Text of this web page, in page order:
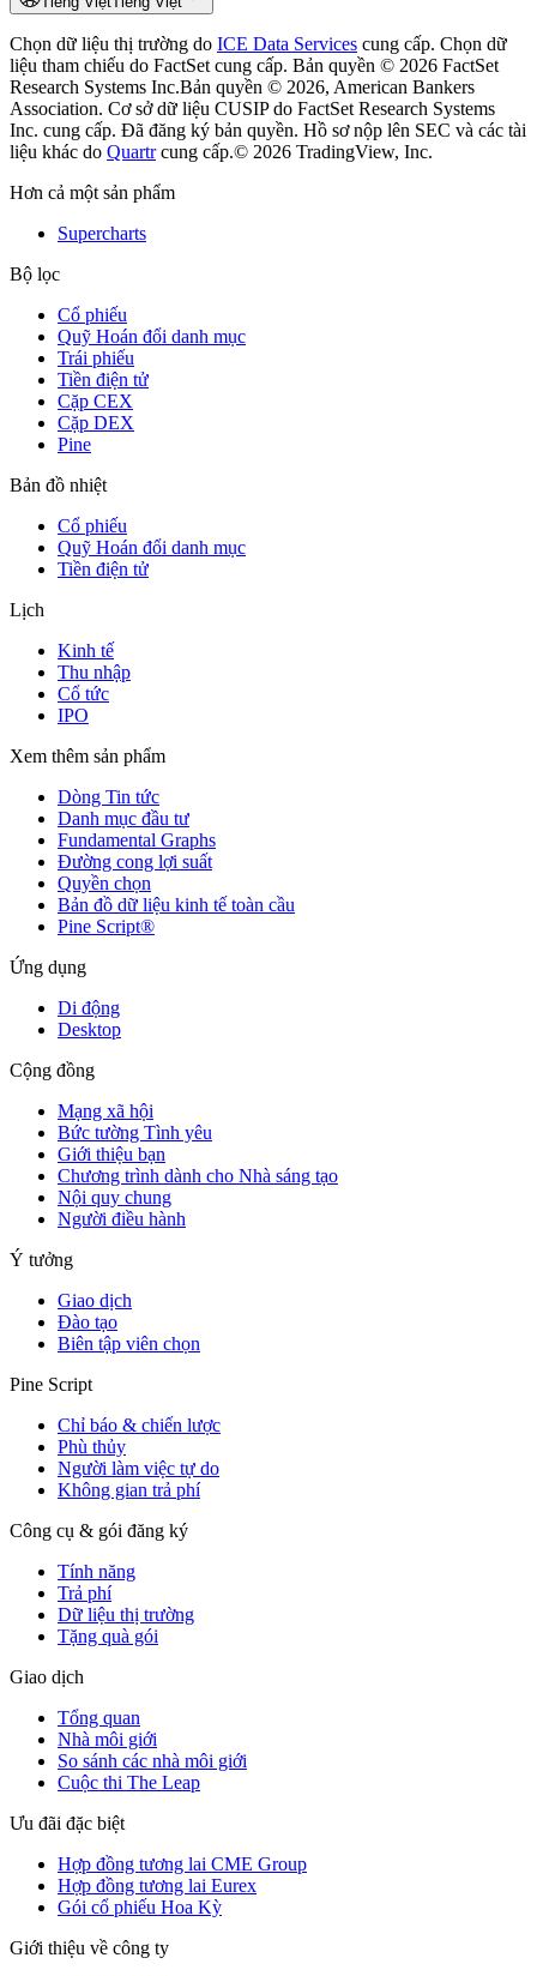
Chọn dữ liệu thị trường do ICE Data Services cung cấp. Chọn dữ
liệu tham chiếu do FactSet cung cấp. Bản quyền © 2026 FactSet
Research Systems Inc.Bản quyền © 2026, American Bankers
Association. Cơ sở dữ liệu CUSIP do FactSet Research Systems
Inc. cung cấp. Đã đăng ký bản quyền. Hồ sơ nộp lên SEC và các tài
liệu khác do Quartrcung cấp.© 2026 TradingView, Inc.
Hơn cả một sản phẩm
Supercharts
Bộ lọc
Cổ phiếu
Quỹ Hoán đổi danh mục
Trái phiếu
Tiền điện tử
Cặp CEX
Cặp DEX
Pine
Bản đồ nhiệt
Cổ phiếu
Quỹ Hoán đổi danh mục
Tiền điện tử
Lịch
Kinh tế
Thu nhập
Cổ tức
IPO
Xem thêm sản phẩm
Dòng Tin tức
Danh mục đầu tư
Fundamental Graphs
Đường cong lợi suất
Quyền chọn
Bản đồ dữ liệu kinh tế toàn cầu
Pine Script®
Ứng dụng
Di động
Desktop
Cộng đồng
Mạng xã hội
Bức tường Tình yêu
Giới thiệu bạn
Chương trình dành cho Nhà sáng tạo
Nội quy chung
Người điều hành
Ý tưởng
Giao dịch
Đào tạo
Biên tập viên chọn
Pine Script
Chỉ báo & chiến lược
Phù thủy
Người làm việc tự do
Không gian trả phí
Công cụ & gói đăng ký
Tính năng
Trả phí
Dữ liệu thị trường
Tặng quà gói
Giao dịch
Tổng quan
Nhà môi giới
So sánh các nhà môi giới
Cuộc thi The Leap
Ưu đãi đặc biệt
Hợp đồng tương lai CME Group
Hợp đồng tương lai Eurex
Gói cổ phiếu Hoa Kỳ
Giới thiệu về công ty